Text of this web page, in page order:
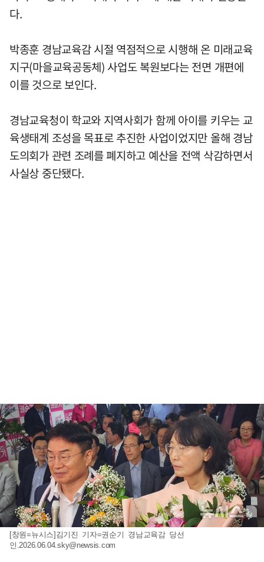
다.
박종훈 경남교육감 시절 역점적으로 시행해 온 미래교육
지구(마을교육공동체) 사업도 복원보다는 전면 개편에
이를 것으로 보인다.
경남교육청이 학교와 지역사회가 함께 아이를 키우는 교
육생태계 조성을 목표로 추진한 사업이었지만 올해 경남
도의회가 관련 조례를 폐지하고 예산을 전액 삭감하면서
사실상 중단됐다.
[창원=뉴시스]김기진 기자=권순기 경남교육감 당선
인 .2026.06.04.sky@newsis.com